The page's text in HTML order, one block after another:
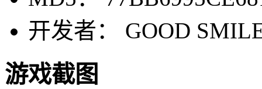
开发者： GOOD
游戏截图